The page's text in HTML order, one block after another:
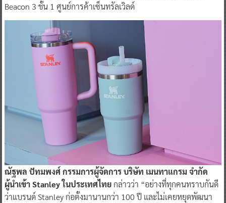
Beacon 3 ชั้น 1 ศูนย์การค้าเซ็นทรัลเวิลด์
ณัฐพล ปัทมพงศ์ กรรมการผู้จัดการ บริษัท เมนทาแกรม จำกัด
ผู้นำเข้า Stanley ในประเทศไทยกล่าวว่า “อย่างที่ทุกคนทราบกันดี
ว่าแบรนด์ Stanley ก่อตั้งมานานกว่า 100 ปี และไม่เคยหยุดพัฒนา